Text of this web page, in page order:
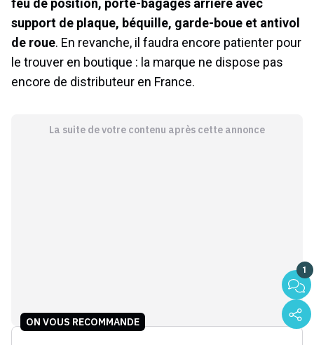
feu de position, porte-bagages arrière avec
support de plaque, béquille, garde-boue et antivol
de roue. En revanche, il faudra encore patienter pour
le trouver en boutique : la marque ne dispose pas
encore de distributeur en France.
La suite de votre contenu après cette annonce
1
ON VOUS RECOMMANDE